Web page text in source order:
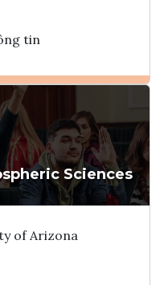
tin
Ghi danh
Tham vấn Interlink
Sciences
of Arizona